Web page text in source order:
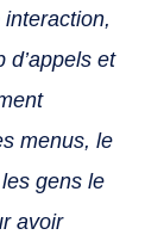
d’appels et
menus, le
gens le
avoir